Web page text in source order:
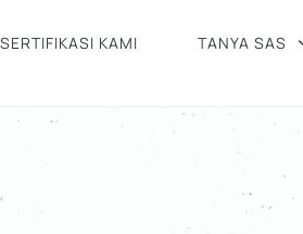
SERTIFIKASI KAMI TANYA SAS